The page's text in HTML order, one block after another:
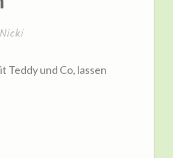
Nicki
und Co, lassen